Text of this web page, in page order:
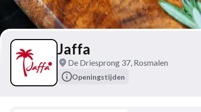
Jaffa
De Driesprong 37, Rosmalen
Openingstijden